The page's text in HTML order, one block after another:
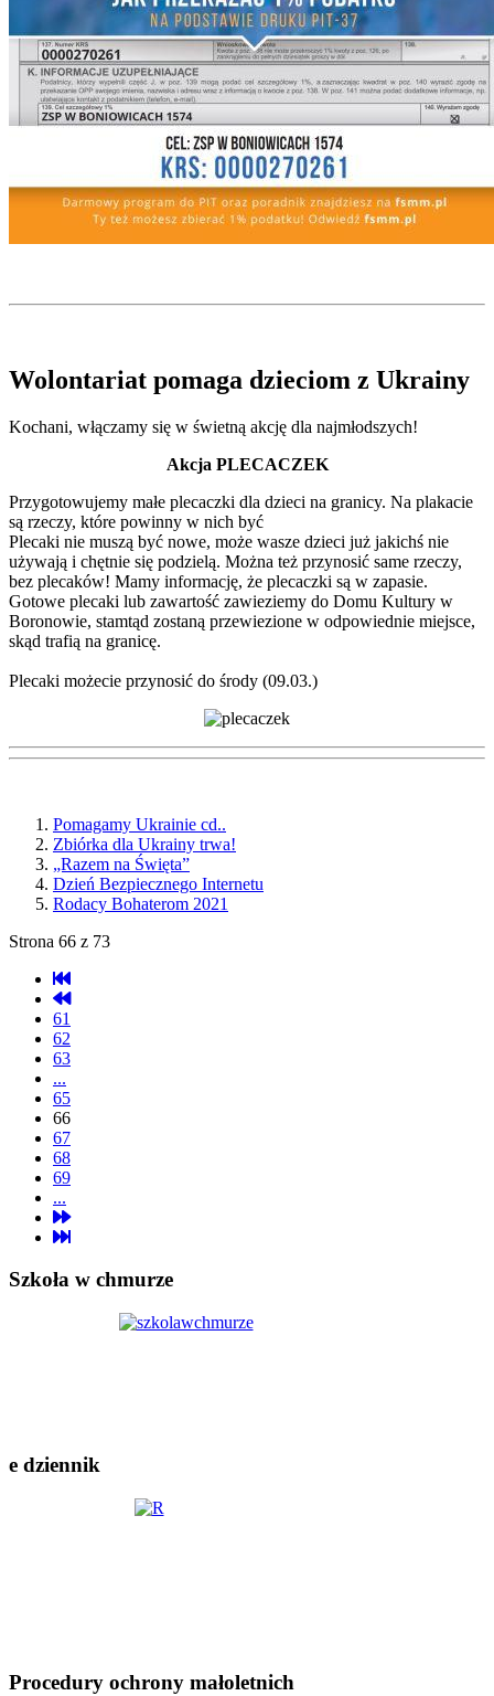
Wolontariat pomaga dzieciom z Ukrainy
Kochani, włączamy się w świetną akcję dla najmłodszych!
Akcja PLECACZEK
Przygotowujemy małe plecaczki dla dzieci na granicy. Na plakacie
są rzeczy, które powinny w nich być
Plecaki nie muszą być nowe, może wasze dzieci już jakichś nie
używają i chętnie się podzielą. Można też przynosić same rzeczy,
bez plecaków! Mamy informację, że plecaczki są w zapasie.
Gotowe plecaki lub zawartość zawieziemy do Domu Kultury w
Boronowie, stamtąd zostaną przewiezione w odpowiednie miejsce,
skąd trafią na granicę.
Plecaki możecie przynosić do środy (09.03.)
Pomagamy Ukrainie cd..
Zbiórka dla Ukrainy trwa!
„Razem na Święta”
Dzień Bezpiecznego Internetu
Rodacy Bohaterom 2021
Strona 66 z 73
61
62
63
...
65
66
67
68
69
...
Szkoła w chmurze
e dziennik
Procedury ochrony małoletnich